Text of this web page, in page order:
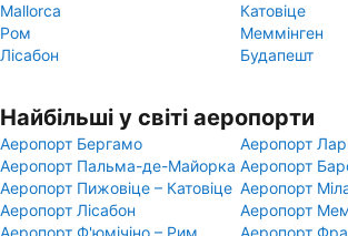
Mallorca
Катовіце
Ром
Меммінген
Лісабон
Будапешт
Найбільші у світі аеропорти
Аеропорт Бергамо
Аеропорт
Аеропорт Пальма-де-Майорка Аеропорт
Аеропорт Пижовіце – Катовіце Аеропорт
Аеропорт Лісабон
Аеропорт
Аеропорт Ф'юмічіно – Рим
Аеропорт